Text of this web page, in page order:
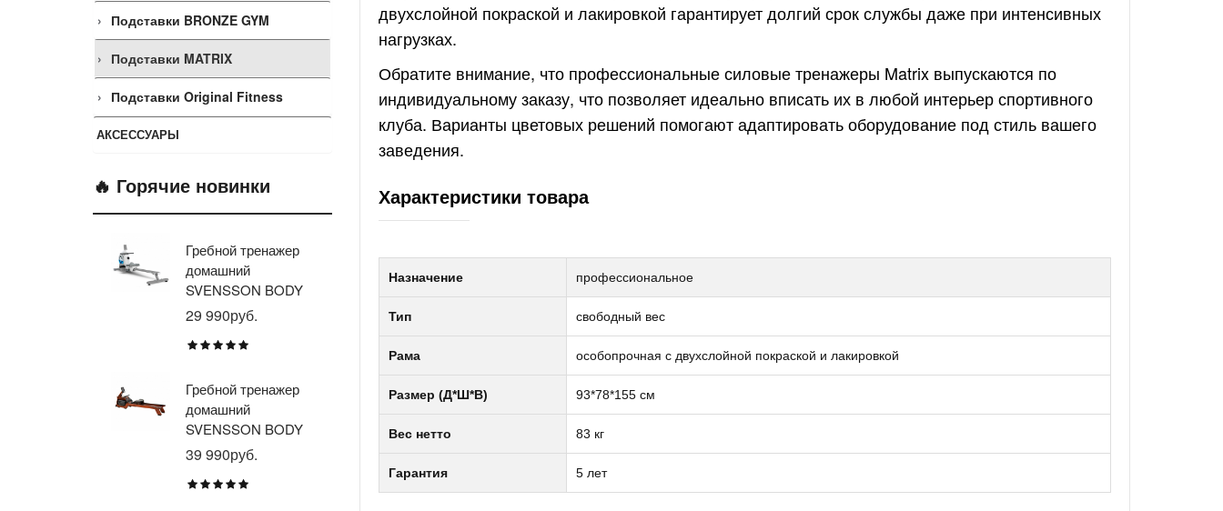
Подставки BRONZE GYM
Подставки MATRIX
Подставки Original Fitness
АКСЕССУАРЫ
🔥 Горячие новинки
Гребной тренажер
домашний
SVENSSON BODY
LABS WHEELO
29 990руб.
Гребной тренажер
домашний
SVENSSON BODY
LABS WAVERUN
39 990руб.
тренажер с
профессиональный
E1000M PRO TFT
351 990руб.
Эллиптический
автонаклоном
BRONZE GYM
X800M
двухслойной покраской и лакировкой гарантирует долгий срок службы даже при интенсивных
нагрузках.
Обратите внимание, что профессиональные силовые тренажеры Matrix выпускаются по
индивидуальному заказу, что позволяет идеально вписать их в любой интерьер спортивного
клуба. Варианты цветовых решений помогают адаптировать оборудование под стиль вашего
заведения.
Характеристики товара
Назначение профессиональное
Тип свободный вес
Рама особопрочная с двухслойной покраской и лакировкой
Размер (Д*Ш*В) 93*78*155 см
Вес нетто 83 кг
Гарантия 5 лет